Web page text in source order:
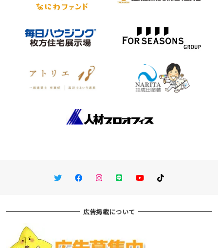
TwitterFacebookInstagram
LINE You TubeTikTok
広告掲載について